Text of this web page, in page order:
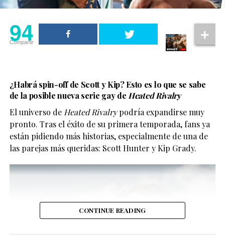
94
Compartir
consolidando el fenómeno global que ha sido
streaming.
Aunque aún no cuenta con fecha exacta de estreno, se
94
94
Compartir
¿Habrá spin-off de Scott y Kip? Esto es lo que se sabe
de la posible nueva serie gay deHeated Rivalry
El universo de Heated Rivalrypodría expandirse muy
pronto. Tras el éxito de su primera temporada, fans ya
están pidiendo más historias, especialmente de una de
las parejas más queridas: Scott Hunter y Kip Grady.
CONTINUE READING